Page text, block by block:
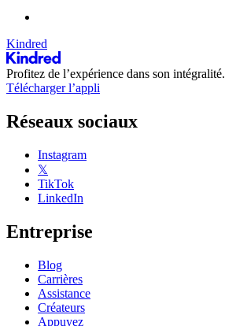
Kindred
Profitez de l’expérience dans son intégralité.
Télécharger l’appli
Réseaux sociaux
Instagram
𝕏
TikTok
LinkedIn
Entreprise
Blog
Carrières
Assistance
Créateurs
Appuyez